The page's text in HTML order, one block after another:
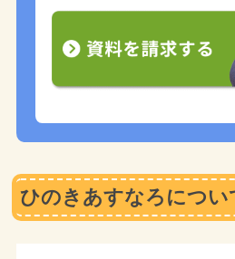
ひのきあすなろについ